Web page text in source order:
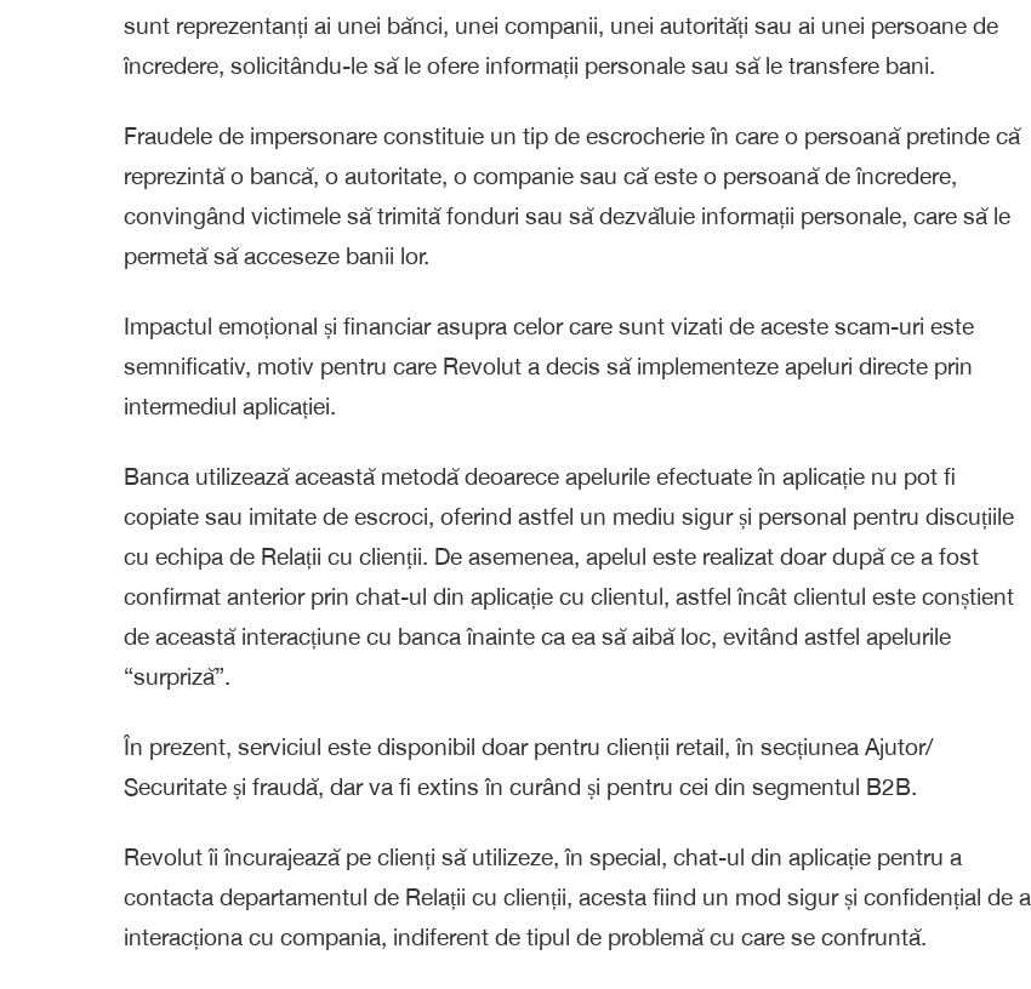
sunt reprezentanți ai unei bănci, unei companii, unei autorități sau ai unei persoane de
încredere, solicitându-le să le ofere informații personale sau să le transfere bani.
Fraudele de impersonare constituie un tip de escrocherie în care o persoană pretinde că
reprezintă o bancă, o autoritate, o companie sau că este o persoană de încredere,
convingând victimele să trimită fonduri sau să dezvăluie informații personale, care să le
permetă să acceseze banii lor.
Impactul emoțional și financiar asupra celor care sunt vizati de aceste scam-uri este
semnificativ, motiv pentru care Revolut a decis să implementeze apeluri directe prin
intermediul aplicației.
Banca utilizează această metodă deoarece apelurile efectuate în aplicație nu pot fi
copiate sau imitate de escroci, oferind astfel un mediu sigur și personal pentru discuțiile
cu echipa de Relații cu clienții. De asemenea, apelul este realizat doar după ce a fost
confirmat anterior prin chat-ul din aplicație cu clientul, astfel încât clientul este conștient
de această interacțiune cu banca înainte ca ea să aibă loc, evitând astfel apelurile
“surpriză”.
În prezent, serviciul este disponibil doar pentru clienții retail, în secțiunea Ajutor/
Securitate și fraudă, dar va fi extins în curând și pentru cei din segmentul B2B.
Revolut îi încurajează pe clienți să utilizeze, în special, chat-ul din aplicație pentru a
contacta departamentul de Relații cu clienții, acesta fiind un mod sigur și confidențial de a
interacționa cu compania, indiferent de tipul de problemă cu care se confruntă.